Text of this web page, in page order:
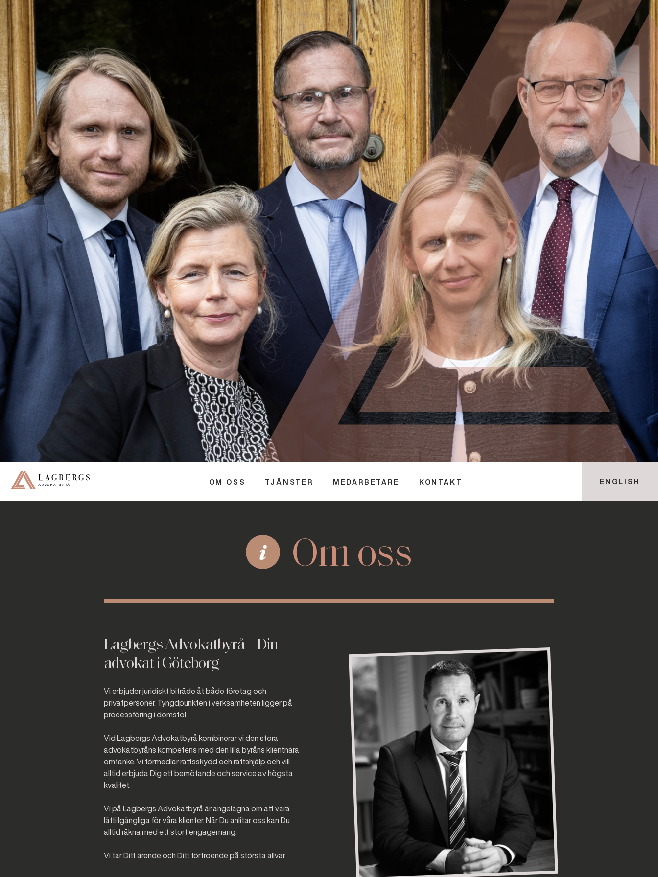
OM OSS TJÄNSTER MEDARBETARE KONTAKT ENGLISH
Om oss
Lagbergs Advokatbyrå – Din
advokat i Göteborg
Vi erbjuder juridiskt biträde åt både företag och
privatpersoner. Tyngdpunkten i verksamheten ligger på
processföring i domstol.
Vid Lagbergs Advokatbyrå kombinerar vi den stora
advokatbyråns kompetens med den lilla byråns klientnära
omtanke. Vi förmedlar rättsskydd och rättshjälp och vill
alltid erbjuda Dig ett bemötande och service av högsta
kvalitet.
Vi på Lagbergs Advokatbyrå är angelägna om att vara
lättillgängliga för våra klienter. När Du anlitar oss kan Du
alltid räkna med ett stort engagemang.
Vi tar Ditt ärende och Ditt förtroende på största allvar.